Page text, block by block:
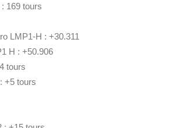
169 tours
LMP1-H : +30.311
H : +50.906
tours
+5 tours